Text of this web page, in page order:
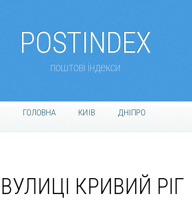
POSTINDEX
поштові індекси
ГОЛОВНА КИІВ ДНІПРО
ВУЛИЦІ КРИВИЙ РІГ